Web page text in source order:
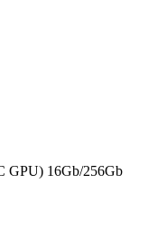
GPU) 16Gb/256Gb